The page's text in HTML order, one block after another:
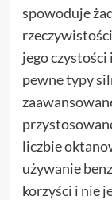
spowoduje
jego
pewne typy
liczbie
używanie
korzyści i nie